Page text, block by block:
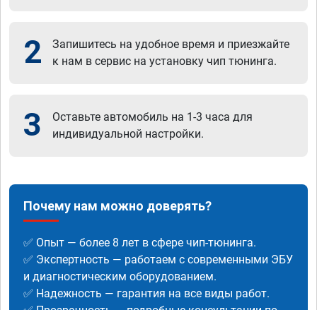
2
Запишитесь на удобное время и приезжайте
к нам в сервис на установку чип тюнинга.
3
Оставьте автомобиль на 1-3 часа для
индивидуальной настройки.
Почему нам можно доверять?
✅ Опыт — более 8 лет в сфере чип-тюнинга.
✅ Экспертность — работаем с современными ЭБУ
и диагностическим оборудованием.
✅ Надежность — гарантия на все виды работ.